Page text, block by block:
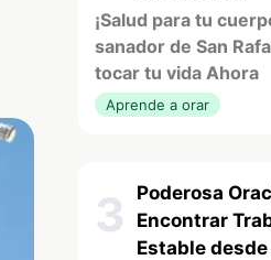
¡Salud para tu
sanador de San
tocar tu vida Ahora
Aprende a orar
3
Poderosa
Encontrar
Estable